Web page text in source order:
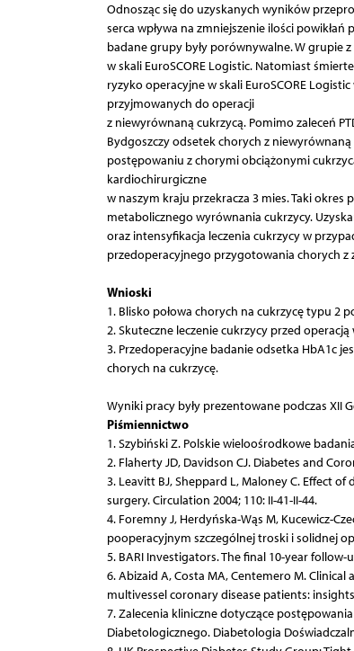
Odnosząc się do uzyskanych wyników
serca wpływa na zmniejszenie ilości
badane grupy były porównywalne. W grupie
w skali EuroSCORE Logistic. Natomiast
ryzyko operacyjne w skali EuroSCORE
przyjmowanych do operacji
z niewyrównaną cukrzycą. Pomimo zaleceń
Bydgoszczy odsetek chorych z
postępowaniu z chorymi obciążonymi
kardiochirurgiczne
w naszym kraju przekracza 3 mies. Taki
metabolicznego wyrównania cukrzycy.
oraz intensyfikacja leczenia cukrzycy w
przedoperacyjnego przygotowania chorych
Wnioski
1. Blisko połowa chorych na cukrzycę typu 2
2. Skuteczne leczenie cukrzycy przed
3. Przedoperacyjne badanie odsetka HbA1c
chorych na cukrzycę.
Wyniki pracy były prezentowane podczas XII
Piśmiennictwo
1. Szybiński Z. Polskie wieloośrodkowe
2. Flaherty JD, Davidson CJ. Diabetes and
3. Leavitt BJ, Sheppard L, Maloney C. Effect
surgery. Circulation 2004; 110: II-41-II-44.
4. Foremny J, Herdyńska-Wąs M, Kucewicz-
pooperacyjnym szczególnej troski i solidnej
5. BARI Investigators. The final 10-year
6. Abizaid A, Costa MA, Centemero M.
multivessel coronary disease patients:
7. Zalecenia kliniczne dotyczące
Diabetologicznego. Diabetologia